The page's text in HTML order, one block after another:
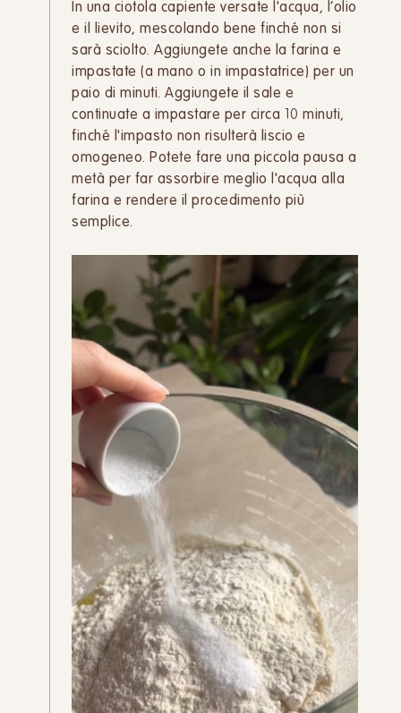
In una ciotola capiente versate l'acqua, l’olio
e il lievito, mescolando bene finché non si
sarà sciolto. Aggiungete anche la farina e
impastate (a mano o in impastatrice) per un
paio di minuti. Aggiungete il sale e
continuate a impastare per circa 10 minuti,
finché l'impasto non risulterà liscio e
omogeneo. Potete fare una piccola pausa a
metà per far assorbire meglio l'acqua alla
farina e rendere il procedimento più
semplice.